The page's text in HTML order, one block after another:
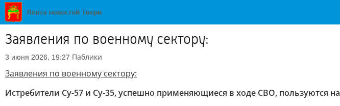
Заявления по военному сектору:
3 июня 2026, 19:27 Паблики
Заявления по военному сектору:
Истребители Су-57 и Су-35, успешно применяющиеся в ходе СВО, пользуются